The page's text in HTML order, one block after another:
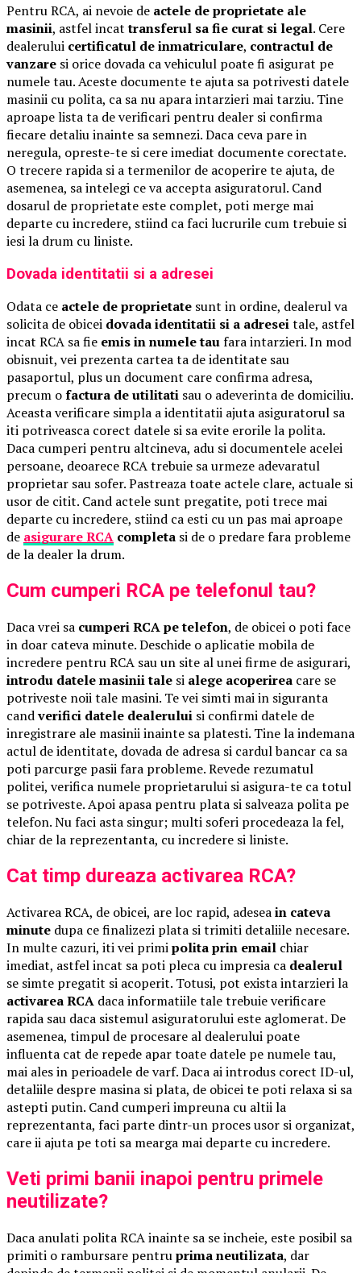
Pentru RCA, ai nevoie de actele de proprietate ale
masinii, astfel incattransferul sa fie curat si legal. Cere
dealerului certificatul de inmatriculare, contractul de
vanzare si orice dovada ca vehiculul poate fi asigurat pe
numele tau. Aceste documente te ajuta sa potrivesti datele
masinii cu polita, ca sa nu apara intarzieri mai tarziu. Tine
aproape lista ta de verificari pentru dealer si confirma
fiecare detaliu inainte sa semnezi. Daca ceva pare in
neregula, opreste-te si cere imediat documente corectate.
O trecere rapida si a termenilor de acoperire te ajuta, de
asemenea, sa intelegi ce va accepta asiguratorul. Cand
dosarul de proprietate este complet, poti merge mai
departe cu incredere, stiind ca faci lucrurile cum trebuie si
iesi la drum cu liniste.
Dovada identitatii si a adresei
Odata ce actele de proprietate sunt in ordine, dealerul va
solicita de obicei dovada identitatii si a adreseitale, astfel
incat RCA sa fie emis in numele taufara intarzieri. In mod
obisnuit, vei prezenta cartea ta de identitate sau
pasaportul, plus un document care confirma adresa,
precum ofactura de utilitati sau o adeverinta de domiciliu.
Aceasta verificare simpla a identitatii ajuta asiguratorul sa
iti potriveasca corect datele si sa evite erorile la polita.
Daca cumperi pentru altcineva, adu si documentele acelei
persoane, deoarece RCA trebuie sa urmeze adevaratul
proprietar sau sofer. Pastreaza toate actele clare, actuale si
usor de citit. Cand actele sunt pregatite, poti trece mai
departe cu incredere, stiind ca esti cu un pas mai aproape
de asigurare RCA completa si de o predare fara probleme
de la dealer la drum.
Cum cumperi RCA pe telefonul tau?
Daca vrei sa cumperi RCA pe telefon, de obicei o poti face
in doar cateva minute. Deschide o aplicatie mobila de
incredere pentru RCA sau un site al unei firme de asigurari,
introdu datele masinii tale si alege acoperirea care se
potriveste noii tale masini. Te vei simti mai in siguranta
candverifici datele dealerului si confirmi datele de
inregistrare ale masinii inainte sa platesti. Tine la indemana
actul de identitate, dovada de adresa si cardul bancar ca sa
poti parcurge pasii fara probleme. Revede rezumatul
politei, verifica numele proprietarului si asigura-te ca totul
se potriveste. Apoi apasa pentru plata si salveaza polita pe
telefon. Nu faci asta singur; multi soferi procedeaza la fel,
chiar de la reprezentanta, cu incredere si liniste.
Cat timp dureaza activarea RCA?
Activarea RCA, de obicei, are loc rapid, adeseain cateva
minute dupa ce finalizezi plata si trimiti detaliile necesare.
In multe cazuri, iti vei primipolita prin email chiar
imediat, astfel incat sa poti pleca cu impresia ca dealerul
se simte pregatit si acoperit. Totusi, pot exista intarzieri la
activarea RCA daca informatiile tale trebuie verificare
rapida sau daca sistemul asiguratorului este aglomerat. De
asemenea, timpul de procesare al dealerului poate
influenta cat de repede apar toate datele pe numele tau,
mai ales in perioadele de varf. Daca ai introdus corect ID-ul,
detaliile despre masina si plata, de obicei te poti relaxa si sa
astepti putin. Cand cumperi impreuna cu altii la
reprezentanta, faci parte dintr-un proces usor si organizat,
care ii ajuta pe toti sa mearga mai departe cu incredere.
Veti primi banii inapoi pentru primele
neutilizate?
Daca anulati polita RCA inainte sa se incheie, este posibil sa
primiti o rambursare pentruprima neutilizata, dar